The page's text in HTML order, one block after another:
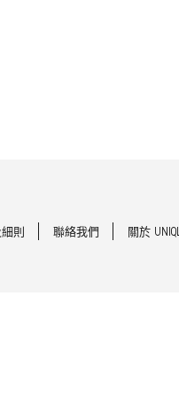
則 聯絡我們 關於